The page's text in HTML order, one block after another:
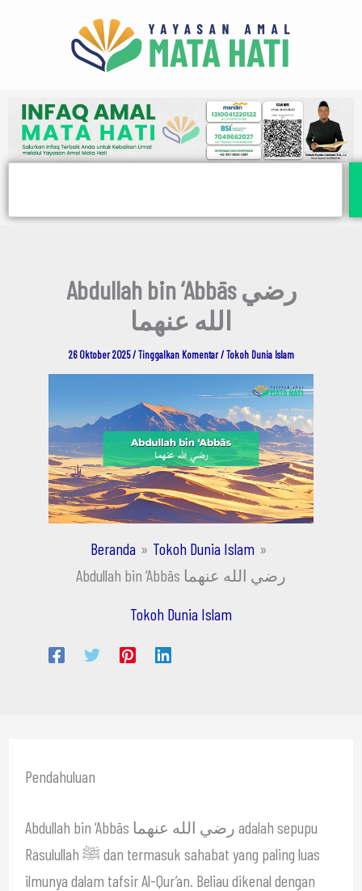
Abdullah bin ‘Abbās رضي
الله عنهما
26 Oktober 2025/Tinggalkan Komentar /Tokoh Dunia Islam
Beranda
Tokoh Dunia Islam
Abdullah bin ‘Abbās رضي الله عنهما
Tokoh Dunia Islam
Pendahuluan
Abdullah bin ‘Abbās رضي الله عنهما adalah sepupu
Rasulullah ﷺ dan termasuk sahabat yang paling luas
ilmunya dalam tafsir Al-Qur’an. Beliau dikenal dengan